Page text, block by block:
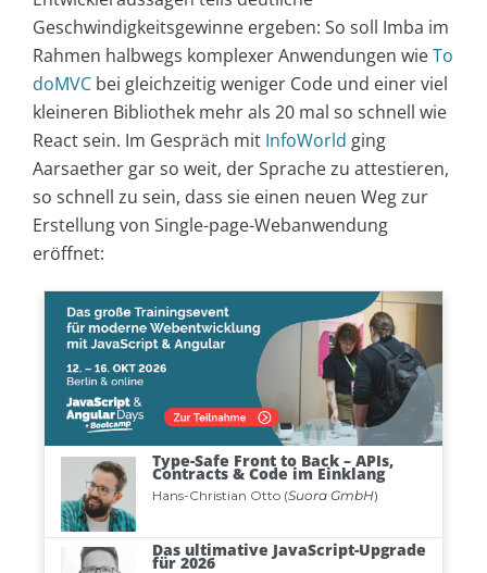
Geschwindigkeitsgewinne ergeben: So soll Imba im
Rahmen halbwegs komplexer Anwendungen wieTo
doMVC bei gleichzeitig weniger Code und einer viel
kleineren Bibliothek mehr als 20 mal so schnell wie
React sein. Im Gespräch mit InfoWorld ging
Aarsaether gar so weit, der Sprache zu attestieren,
so schnell zu sein, dass sie einen neuen Weg zur
Erstellung von Single-page-Webanwendung
eröffnet: